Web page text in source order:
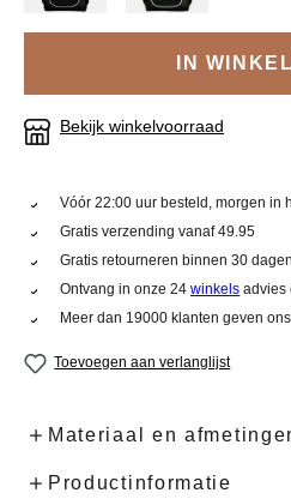
IN
Bekijk winkelvoorraad
Vóór 22:00 uur besteld, morgen in
Gratis verzending vanaf 49.95
Gratis retourneren binnen 30 dagen
Ontvang in onze 24winkels advies
Meer dan 19000 klanten geven
Toevoegen aan verlanglijst
Materiaal en
Productinformatie